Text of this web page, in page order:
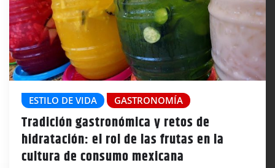
ESTILO DE VIDA GASTRONOMÍA
Tradición gastronómica y retos de
hidratación: el rol de las frutas en la
cultura de consumo mexicana